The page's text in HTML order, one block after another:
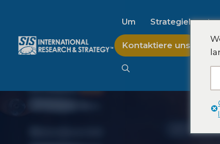
Um
KI-Marktforschung
Kontaktiere uns